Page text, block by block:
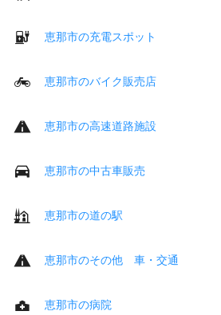
恵那市の充電スポット
恵那市のバイク販売店
恵那市の高速道路施設
恵那市の中古車販売
恵那市の道の駅
恵那市のその他 車・交通
恵那市の病院